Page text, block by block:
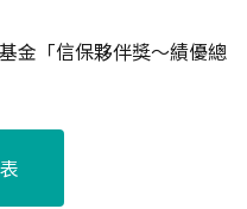
金「信保夥伴獎～績優總